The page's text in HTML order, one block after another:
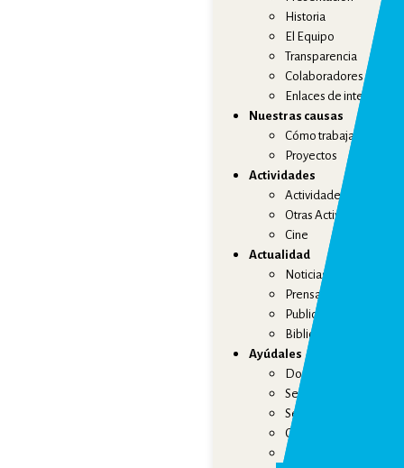
Historia
El Equipo
Transparencia
Colaboradores
Enlaces de interés
Nuestras causas
Cómo trabajamos
Proyectos
Actividades
Actividades Culturales
Otras Actividades
Cine
Actualidad
Noticias
Prensa y Medios
Publicaciones
Biblioteca
Ayúdales
Dona ahora
Ser socio
Ser voluntario
Crowdfunding
Beneficios fiscales